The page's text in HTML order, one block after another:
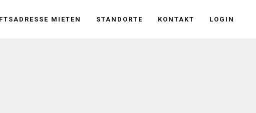
MIETEN STANDORTE KONTAKT LOGIN